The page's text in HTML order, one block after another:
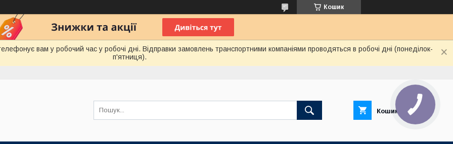
Кошик
вам у робочий час у робочі дні. Відправки замовлень транспортними компаніями проводяться в робочі дні (понеділок-
п'ятниця).
Кошик